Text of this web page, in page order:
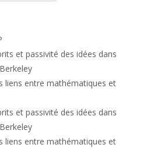
et passivité des idées dans
liens entre mathématiques et
et passivité des idées dans
liens entre mathématiques et